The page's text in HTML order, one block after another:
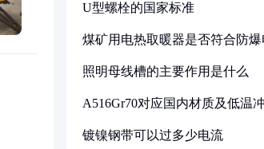
U型螺栓的国家标准
煤矿用电热取暖器是否符合防爆
照明母线槽的主要作用是什么
A516Gr70对应国内材质及低温
镀镍钢带可以过多少电流